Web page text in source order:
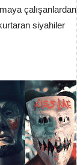
çalışanlardan
siyahiler